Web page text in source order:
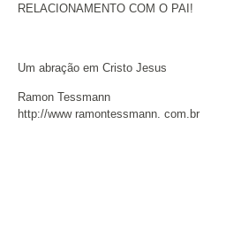
RELACIONAMENTO COM O PAI!
Um abração em Cristo Jesus
Ramon Tessmann
http://www ramontessmann. com.br